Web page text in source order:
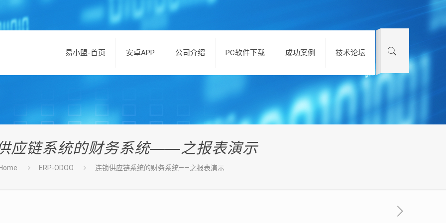
易小盟-首页 安卓APP 公司介绍 PC软件下载 成功案例 技术论坛
应链系统的财务系统——之报表演示
ERP-ODOO 连锁供应链系统的财务系统——之报表演示